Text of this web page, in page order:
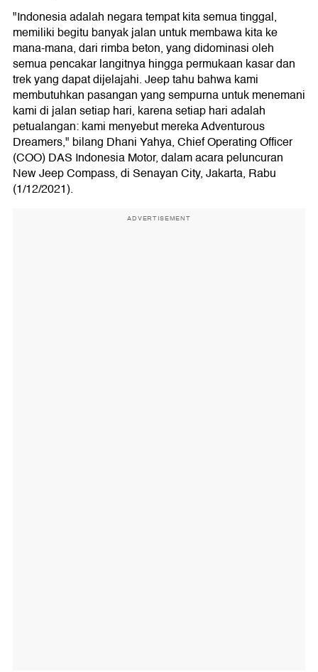
"Indonesia adalah negara tempat kita semua tinggal,
memiliki begitu banyak jalan untuk membawa kita ke
mana-mana, dari rimba beton, yang didominasi oleh
semua pencakar langitnya hingga permukaan kasar dan
trek yang dapat dijelajahi. Jeep tahu bahwa kami
membutuhkan pasangan yang sempurna untuk menemani
kami di jalan setiap hari, karena setiap hari adalah
petualangan: kami menyebut mereka Adventurous
Dreamers," bilang Dhani Yahya, Chief Operating Officer
(COO) DAS Indonesia Motor, dalam acara peluncuran
New Jeep Compass, di Senayan City, Jakarta, Rabu
(1/12/2021).
ADVERTISEMENT